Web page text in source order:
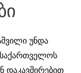
უნდა
დაკავშირებით